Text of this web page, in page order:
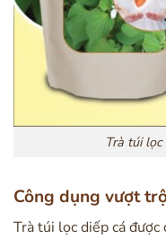
Trà túi
Công dụng vượt
Trà túi lọc diếp cá